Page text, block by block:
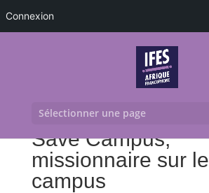
Connexion
Sélectionner une page
Save Campus,
missionnaire sur le
campus